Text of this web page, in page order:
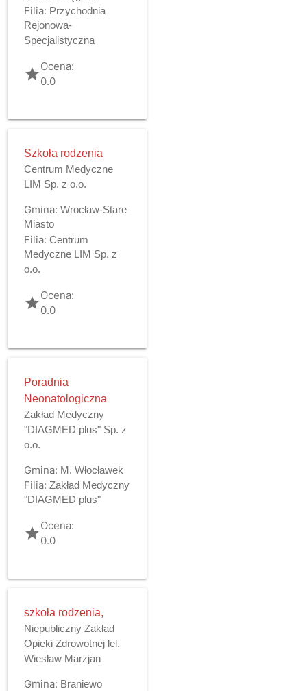
Filia: Przychodnia
Rejonowa-
Specjalistyczna
gradeOcena:
0.0
Szkoła rodzenia
Centrum Medyczne
LIM Sp. z o.o.
Gmina: Wrocław-Stare
Miasto
Filia: Centrum
Medyczne LIM Sp. z
o.o.
gradeOcena:
0.0
Poradnia
Neonatologiczna
Zakład Medyczny
"DIAGMED plus" Sp. z
o.o.
Gmina: M. Włocławek
Filia: Zakład Medyczny
"DIAGMED plus"
gradeOcena:
0.0
szkoła rodzenia,
Niepubliczny Zakład
Opieki Zdrowotnej lel.
Wiesław Marzjan
Gmina: Braniewo